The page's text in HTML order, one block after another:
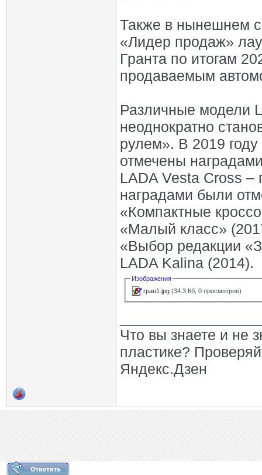
Также в нынешнем
«Лидер продаж»
Гранта по итогам
продаваемым
Различные модели
неоднократно
рулем». В 2019
отмечены
LADA Vesta Cross –
наградами были
«Компактные
«Малый класс»
«Выбор редакции
LADA Kalina (2014).
Изображения
гран1.jpg (34.3 Кб, 0 просмотров)
Что вы знаете и не
пластике?
Яндекс.Дзен